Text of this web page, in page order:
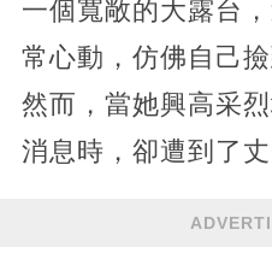
一個寬敞的大露台
常心動，仿佛自己
然而，當她興高采
消息時，卻遭到了丈